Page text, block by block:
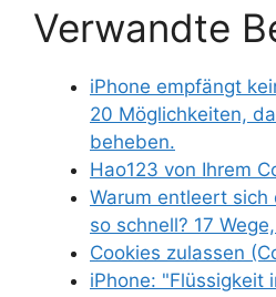
Verwandte
iPhone empfängt
20 Möglichkeiten,
beheben.
Hao123 von Ihrem
Warum entleert
so schnell? 17
Cookies zulassen
iPhone: "Flüssigkeit